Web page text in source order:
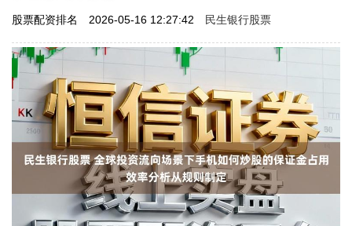
股票配资排名 2026-05-16 12:27:42 民生银行股票